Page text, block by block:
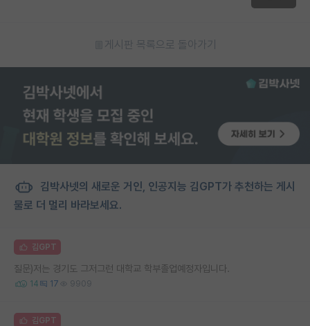
게시판 목록으로 돌아가기
김박사넷의 새로운 거인, 인공지능 김GPT가 추천하는 게시
물로 더 멀리 바라보세요.
김GPT
질문)저는 경기도 그저그런 대학교 학부졸업예정자입니다.
14 17 9909
김GPT